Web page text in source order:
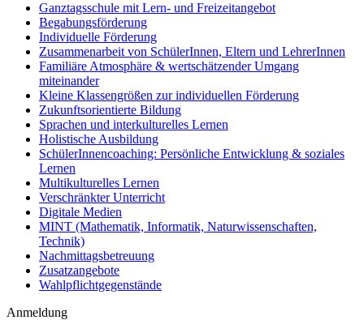
Ganztagsschule mit Lern- und Freizeitangebot
Begabungsförderung
Individuelle Förderung
Zusammenarbeit von SchülerInnen, Eltern und LehrerInnen
Familiäre Atmosphäre & wertschätzender Umgang
miteinander
Kleine Klassengrößen zur individuellen Förderung
Zukunftsorientierte Bildung
Sprachen und interkulturelles Lernen
Holistische Ausbildung
SchülerInnencoaching: Persönliche Entwicklung & soziales
Lernen
Multikulturelles Lernen
Verschränkter Unterricht
Digitale Medien
MINT (Mathematik, Informatik, Naturwissenschaften,
Technik)
Nachmittagsbetreuung
Zusatzangebote
Wahlpflichtgegenstände
Anmeldung